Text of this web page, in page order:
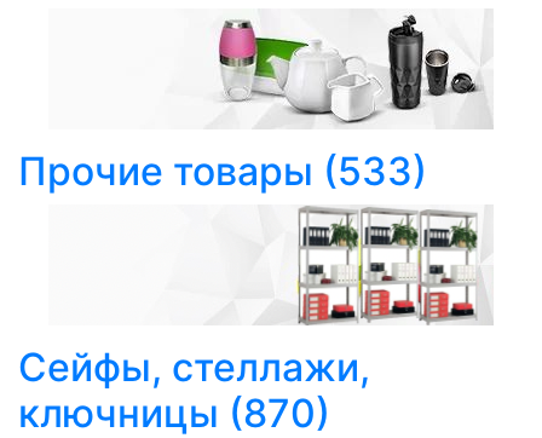
Прочие товары (533)
Сейфы, стеллажи,
ключницы (870)